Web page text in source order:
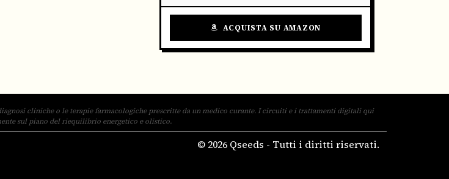
ACQUISTA SU AMAZON
cliniche o le terapie farmacologiche prescritte da un medico curante. I circuiti e i trattamenti digitali qui
sul piano del riequilibrio energetico e olistico.
© 2026 Qseeds - Tutti i diritti riservati.